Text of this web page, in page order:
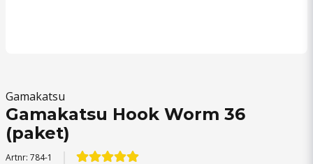
Gamakatsu
Gamakatsu Hook Worm 36
(paket)
Artnr: 784-1